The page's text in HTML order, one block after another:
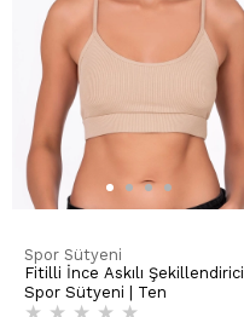
Spor Sütyeni
Fitilli İnce Askılı Şekillendirici
Spor Sütyeni | Ten
★ ★ ★ ★ ★